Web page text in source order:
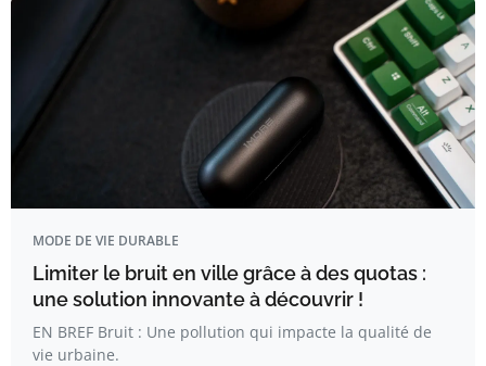
MODE DE VIE DURABLE
Limiter le bruit en ville grâce à des quotas :
une solution innovante à découvrir !
EN BREF Bruit : Une pollution qui impacte la qualité de
vie urbaine.